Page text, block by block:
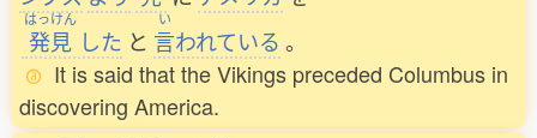
はっけん
発見 した と
い
言われている 。
It is said that the Vikings preceded Columbus in
discovering America.